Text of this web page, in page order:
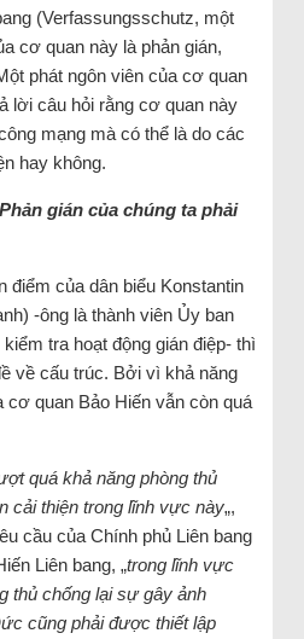
(Verfassungsschutz, một
cơ quan này là phản gián,
phát ngôn viên của cơ quan
lời câu hỏi rằng cơ quan này
mạng mà có thể là do các
hay không.
Phản gián của chúng ta phải
điểm của dân biểu Konstantin
-ông là thành viên Ủy ban
tra hoạt động gián điệp- thì
về cấu trúc. Bởi vì khả năng
cơ quan Bảo Hiến vẫn còn quá
quá khả năng phòng thủ
cải thiện trong lĩnh vực này„,
cầu của Chính phủ Liên bang
Liên bang, „trong lĩnh vực
thủ chống lại sự gây ảnh
cũng phải được thiết lập